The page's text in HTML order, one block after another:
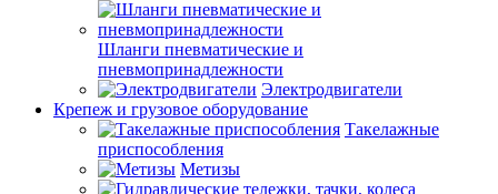
Шланги пневматические и
пневмопринадлежности
Электродвигатели
Крепеж и грузовое оборудование
Такелажные
приспособления
Метизы